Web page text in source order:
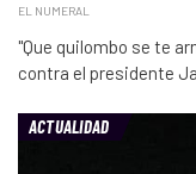
EL NUMERAL
"Que quilombo se te
contra el presidente
ACTUALIDAD